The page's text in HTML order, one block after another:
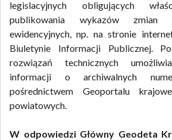
legislacyjnych obligujących
publikowania wykazów zmian
ewidencyjnych, np. na stronie
Biuletynie Informacji Publicznej.
rozwiązań technicznych
informacji o archiwalnych
pośrednictwem Geoportalu
powiatowych.
W odpowiedzi Główny Geodeta